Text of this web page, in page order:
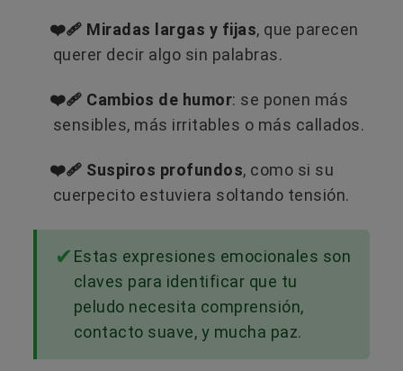
❤️‍🩹 Miradas largas y fijas, que parecen
querer decir algo sin palabras.
❤️‍🩹 Cambios de humor: se ponen más
sensibles, más irritables o más callados.
❤️‍🩹 Suspiros profundos, como si su
cuerpecito estuviera soltando tensión.
Estas expresiones emocionales son
claves para identificar que tu
peludo necesita comprensión,
contacto suave, y mucha paz.